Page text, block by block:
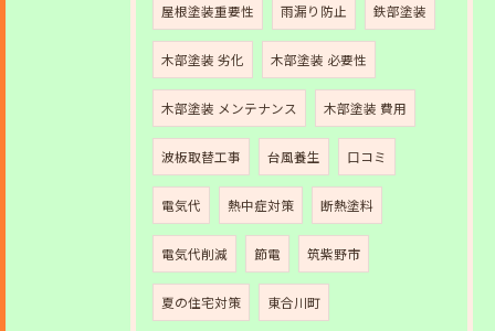
屋根塗装重要性 雨漏り防止 鉄部塗装
木部塗装 劣化 木部塗装 必要性
木部塗装 メンテナンス 木部塗装 費用
波板取替工事 台風養生 口コミ
電気代 熱中症対策 断熱塗料
電気代削減 節電 筑紫野市
夏の住宅対策 東合川町